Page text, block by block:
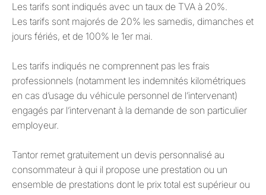
Les tarifs sont indiqués avec un taux de TVA à 20%.
Les tarifs sont majorés de 20% les samedis, dimanches et
jours fériés, et de 100% le 1er mai.
Les tarifs indiqués ne comprennent pas les frais
professionnels (notamment les indemnités kilométriques
en cas d’usage du véhicule personnel de l’intervenant)
engagés par l’intervenant à la demande de son particulier
employeur.
Tantor remet gratuitement un devis personnalisé au
consommateur à qui il propose une prestation ou un
ensemble de prestations dont le prix total est supérieur ou